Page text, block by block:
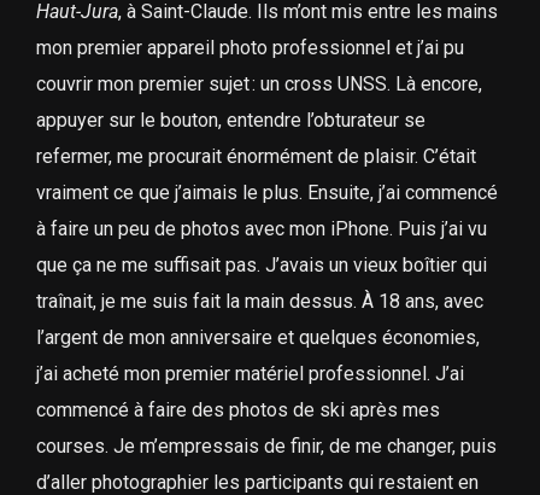
Haut-Jura, à Saint-Claude. Ils m’ont mis entre les mains
mon premier appareil photo professionnel et j’ai pu
couvrir mon premier sujet : un cross UNSS. Là encore,
appuyer sur le bouton, entendre l’obturateur se
refermer, me procurait énormément de plaisir. C’était
vraiment ce que j’aimais le plus. Ensuite, j’ai commencé
à faire un peu de photos avec mon iPhone. Puis j’ai vu
que ça ne me suffisait pas. J’avais un vieux boîtier qui
traînait, je me suis fait la main dessus. À 18 ans, avec
l’argent de mon anniversaire et quelques économies,
j’ai acheté mon premier matériel professionnel. J’ai
commencé à faire des photos de ski après mes
courses. Je m’empressais de finir, de me changer, puis
d’aller photographier les participants qui restaient en